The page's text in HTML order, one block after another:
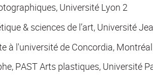
Université Lyon 2
& sciences de l’art, Université
à l'université de Concordia,
PAST Arts plastiques, Université